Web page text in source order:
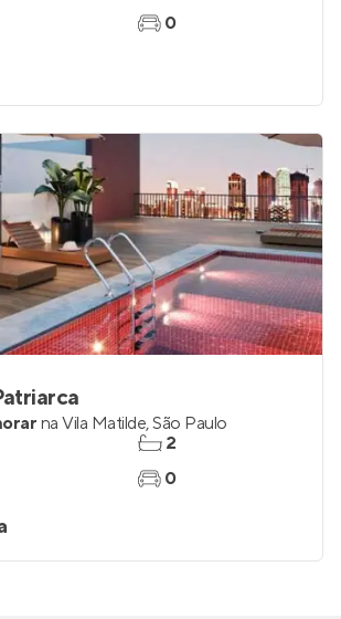
0
na Vila Matilde,São Paulo
2
0